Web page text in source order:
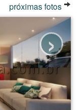
próximas fotos
›